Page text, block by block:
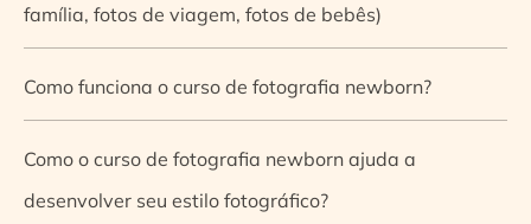
família, fotos de viagem, fotos de bebês)
Como funciona o curso de fotografia newborn?
Como o curso de fotografia newborn ajuda a
desenvolver seu estilo fotográfico?